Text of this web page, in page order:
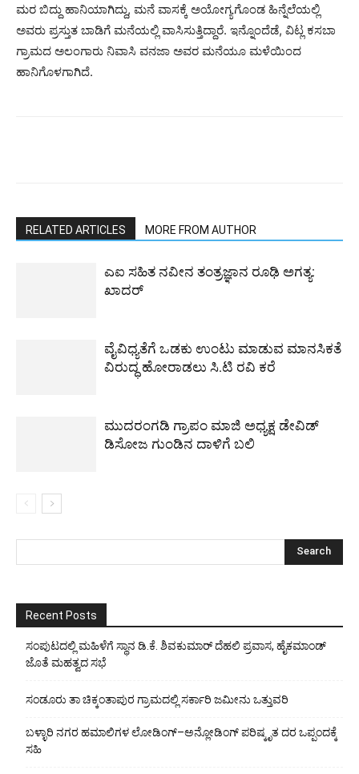
ಮರ ಬಿದ್ದು ಹಾನಿಯಾಗಿದ್ದು, ಮನೆ ವಾಸಕ್ಕೆ ಅಯೋಗ್ಯಗೊಂಡ ಹಿನ್ನೆಲೆಯಲ್ಲಿ
ಅವರು ಪ್ರಸ್ತುತ ಬಾಡಿಗೆ ಮನೆಯಲ್ಲಿ ವಾಸಿಸುತ್ತಿದ್ದಾರೆ. ಇನ್ನೊಂದೆಡೆ, ವಿಟ್ಲ ಕಸಬಾ
ಗ್ರಾಮದ ಅಲಂಗಾರು ನಿವಾಸಿ ವನಜಾ ಅವರ ಮನೆಯೂ ಮಳೆಯಿಂದ
ಹಾನಿಗೊಳಗಾಗಿದೆ.
RELATED ARTICLES MORE FROM AUTHOR
ಎಐ ಸಹಿತ ನವೀನ ತಂತ್ರಜ್ಞಾನ ರೂಢಿ ಅಗತ್ಯ:
ಖಾದರ್
ವೈವಿಧ್ಯತೆಗೆ ಒಡಕು ಉಂಟು ಮಾಡುವ ಮಾನಸಿಕತೆ
ವಿರುದ್ಧ ಹೋರಾಡಲು ಸಿ.ಟಿ ರವಿ ಕರೆ
ಮುದರಂಗಡಿ ಗ್ರಾಪಂ ಮಾಜಿ ಅಧ್ಯಕ್ಷ ಡೇವಿಡ್
ಡಿಸೋಜ ಗುಂಡಿನ ದಾಳಿಗೆ ಬಲಿ
Recent Posts
ಸಂಪುಟದಲ್ಲಿ ಮಹಿಳೆಗೆ ಸ್ಥಾನ ಡಿ.ಕೆ. ಶಿವಕುಮಾರ್ ದೆಹಲಿ ಪ್ರವಾಸ, ಹೈಕಮಾಂಡ್
ಜೊತೆ ಮಹತ್ವದ ಸಭೆ
ಸಂಡೂರು ತಾ ಚಿಕ್ಕಂತಾಪುರ ಗ್ರಾಮದಲ್ಲಿ ಸರ್ಕಾರಿ ಜಮೀನು ಒತ್ತುವರಿ
ಬಳ್ಳಾರಿ ನಗರ ಹಮಾಲಿಗಳ ಲೋಡಿಂಗ್–ಅನ್ಲೋಡಿಂಗ್ ಪರಿಷ್ಕೃತ ದರ ಒಪ್ಪಂದಕ್ಕೆ
ಸಹಿ